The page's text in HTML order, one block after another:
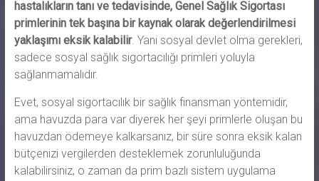
hastalıkların tanı ve tedavisinde, Genel Sağlık Sigortası
primlerinin tek başına bir kaynak olarak değerlendirilmesi
yaklaşımı eksik kalabilir. Yani sosyal devlet olma gerekleri,
sadece sosyal sağlık sigortacılığı primleri yoluyla
sağlanmamalıdır.
Evet, sosyal sigortacılık bir sağlık finansman yöntemidir,
ama havuzda para var diyerek her şeyi primlerle oluşan bu
havuzdan ödemeye kalkarsanız, bir süre sonra eksik kalan
bütçenizi vergilerden desteklemek zorunluluğunda
kalabilirsiniz, o zaman da prim bazlı sistem uygulama